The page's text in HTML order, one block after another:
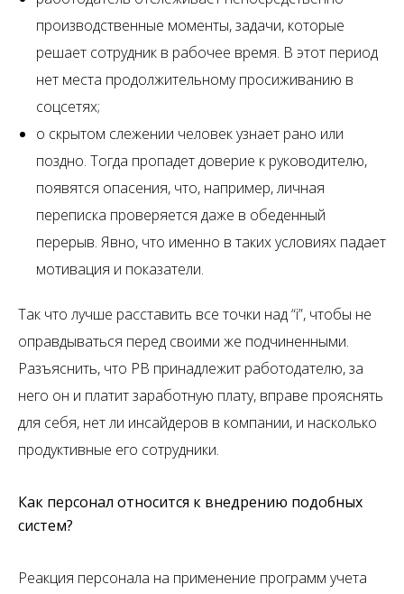
производственные моменты, задачи, которые
решает сотрудник в рабочее время. В этот период
нет места продолжительному просиживанию в
соцсетях;
о скрытом слежении человек узнает рано или
поздно. Тогда пропадет доверие к руководителю,
появятся опасения, что, например, личная
переписка проверяется даже в обеденный
перерыв. Явно, что именно в таких условиях падает
мотивация и показатели.
Так что лучше расставить все точки над “i”, чтобы не
оправдываться перед своими же подчиненными.
Разъяснить, что РВ принадлежит работодателю, за
него он и платит заработную плату, вправе прояснять
для себя, нет ли инсайдеров в компании, и насколько
продуктивные его сотрудники.
Как персонал относится к внедрению подобных
систем?
Реакция персонала на применение программ учета